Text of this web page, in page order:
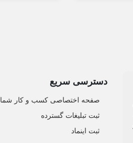
دسترسی سریع
صفحه اختصاصی کسب و کار شما
ثبت تبلیغات گسترده
ثبت اینماد